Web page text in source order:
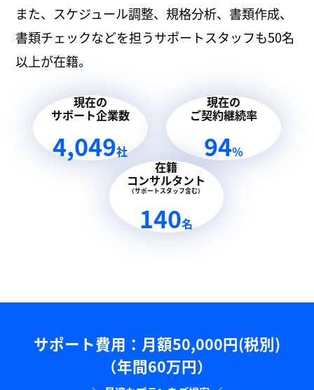
また、スケジュール調整、規格分析、書類作成、
書類チェックなどを担うサポートスタッフも50名
以上が在籍。
現在の
サポート企業数
4,049社
現在の
ご契約継続率
94％
在籍
コンサルタント
（サポートスタッフ含む）
140名
サポート費用：⽉額50,000円(税別)
（年間60万円）